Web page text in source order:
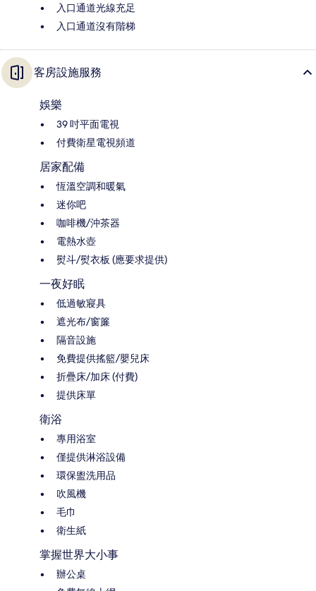
入口通道光線充足
入口通道沒有階梯
客房設施服務
娛樂
39 吋平面電視
付費衛星電視頻道
居家配備
恆溫空調和暖氣
迷你吧
咖啡機/沖茶器
電熱水壺
熨斗/熨衣板 (應要求提供)
一夜好眠
低過敏寢具
遮光布/窗簾
隔音設施
免費提供搖籃/嬰兒床
折疊床/加床 (付費)
提供床單
衛浴
專用浴室
僅提供淋浴設備
環保盥洗用品
吹風機
毛巾
衛生紙
掌握世界大小事
辦公桌